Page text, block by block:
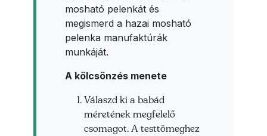
mosható pelenkát és
megismerd a hazai mosható
pelenka manufaktúrák
munkáját.
A kölcsönzés menete
Válaszd ki a babád
méretének megfelelő
csomagot. A testtömeghez